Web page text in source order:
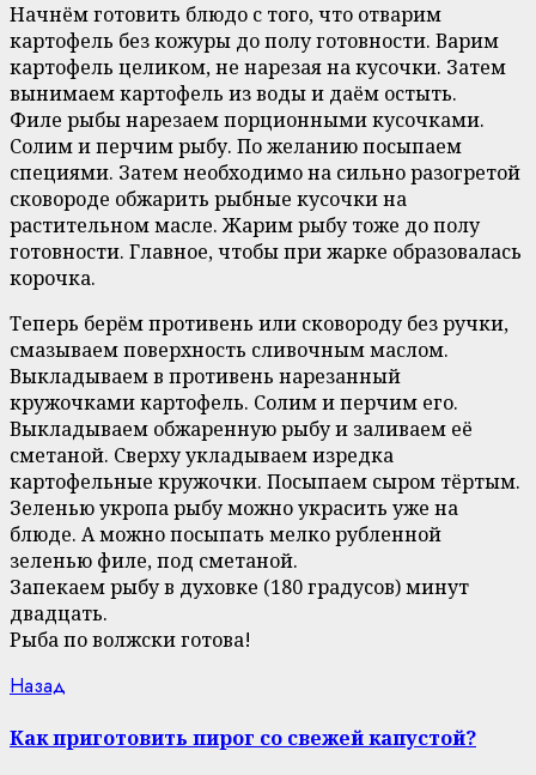
Начнём готовить блюдо с того, что отварим
картофель без кожуры до полу готовности. Варим
картофель целиком, не нарезая на кусочки. Затем
вынимаем картофель из воды и даём остыть.
Филе рыбы нарезаем порционными кусочками.
Солим и перчим рыбу. По желанию посыпаем
специями. Затем необходимо на сильно разогретой
сковороде обжарить рыбные кусочки на
растительном масле. Жарим рыбу тоже до полу
готовности. Главное, чтобы при жарке образовалась
корочка.
Теперь берём противень или сковороду без ручки,
смазываем поверхность сливочным маслом.
Выкладываем в противень нарезанный
кружочками картофель. Солим и перчим его.
Выкладываем обжаренную рыбу и заливаем её
сметаной. Сверху укладываем изредка
картофельные кружочки. Посыпаем сыром тёртым.
Зеленью укропа рыбу можно украсить уже на
блюде. А можно посыпать мелко рубленной
зеленью филе, под сметаной.
Запекаем рыбу в духовке (180 градусов) минут
двадцать.
Рыба по волжски готова!
Continue
Reading
Назад
Как приготовить пирог со свежей капустой?